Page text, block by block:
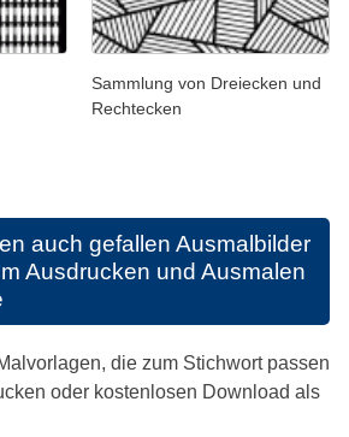
Sammlung von Dreiecken und
Rechtecken
auch gefallen Ausmalbilder
Ausdrucken und Ausmalen
die zum Stichwort passen
oder kostenlosen Download als